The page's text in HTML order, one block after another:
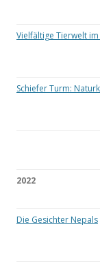
Vielfältige Tierwelt
Schiefer Turm:
2022
Die Gesichter Nepals